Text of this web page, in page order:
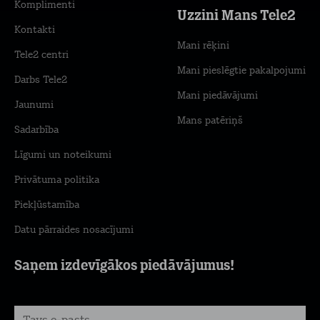
Saņem izdevīgākos piedāvājumus!
Komplimenti
Kontakti
Tele2 centri
Darbs Tele2
Jaunumi
Sadarbība
Līgumi un noteikumi
Privātuma politika
Piekļūstamība
Datu pārraides nosacījumi
Uzzini Mans Tele2
Mani rēķini
Mani pieslēgtie pakalpojumi
Mani piedāvājumi
Mans patēriņš